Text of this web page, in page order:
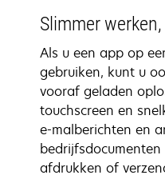
Slimmer
Als u een app op
gebruiken, kunt u
vooraf geladen
touchscreen en
e-malberichten en
afdrukken of